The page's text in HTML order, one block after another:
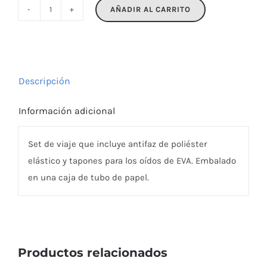
AÑADIR AL CARRITO
Descripción
Información adicional
Set de viaje que incluye antifaz de poliéster
elástico y tapones para los oídos de EVA. Embalado
en una caja de tubo de papel.
Productos relacionados